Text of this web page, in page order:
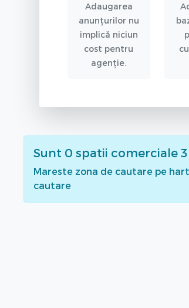
Adaugarea
anunțurilor nu
implică niciun
cost pentru
agenție.
Sunt 0 spatii comerciale
Mareste zona de cautare pe
cautare